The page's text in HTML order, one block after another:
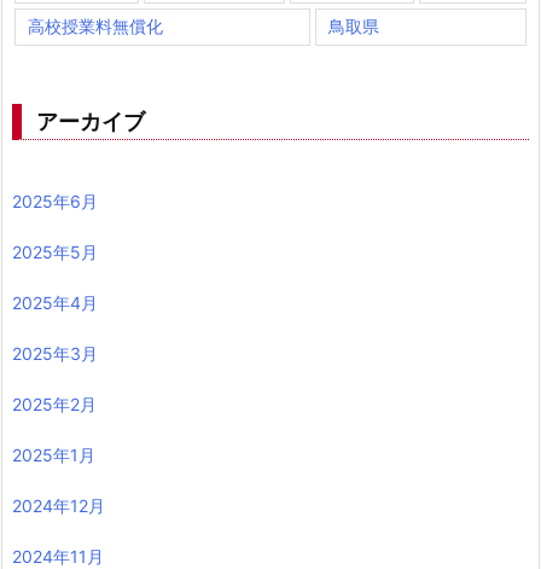
高校授業料無償化 鳥取県
アーカイブ
2025年6月
2025年5月
2025年4月
2025年3月
2025年2月
2025年1月
2024年12月
2024年11月